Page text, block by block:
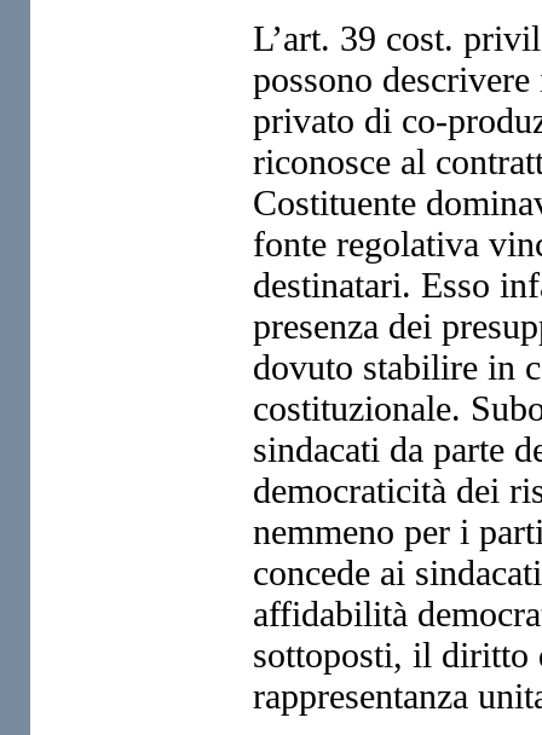
L’art. 39 cost.
possono
privato di co-
riconosce al
Costituente
fonte regolativa
destinatari. Esso
presenza dei
dovuto stabilire in
costituzionale.
sindacati da parte
democraticità dei
nemmeno per i
concede ai
affidabilità
sottoposti, il diritto
rappresentanza